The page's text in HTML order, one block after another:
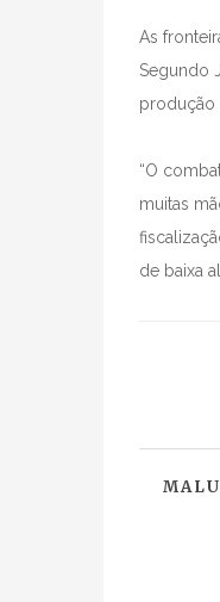
As
Segundo
produção
“O
muitas
de baixa